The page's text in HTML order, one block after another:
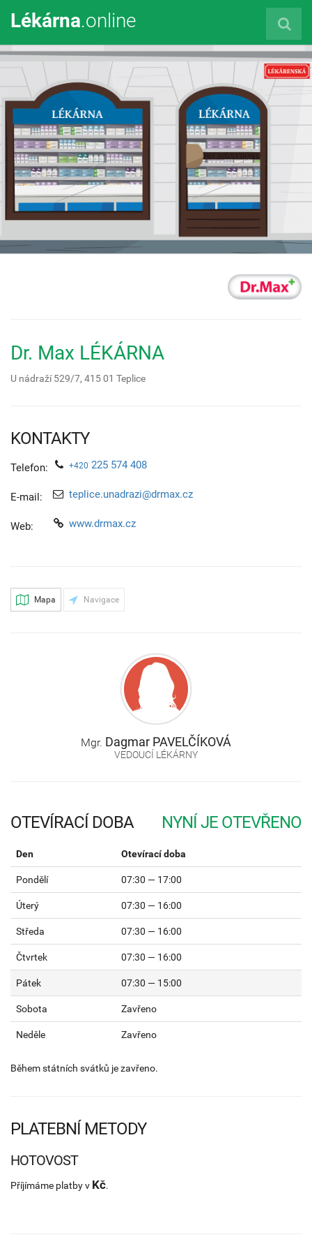
Lékárna.online
Dr. Max LÉKÁRNA
U nádraží 529/7, 415 01 Teplice
KONTAKTY
Telefon: +420 225 574 408
E-mail: teplice.unadrazi@drmax.cz
Web: www.drmax.cz
Mapa Navigace
Mgr. Dagmar PAVELČÍKOVÁ
VEDOUCÍ LÉKÁRNY
OTEVÍRACÍ DOBA
Den Otevírací doba
Pondělí 07:30 — 17:00
Úterý 07:30 — 16:00
Středa 07:30 — 16:00
Čtvrtek 07:30 — 16:00
Pátek 07:30 — 15:00
Sobota Zavřeno
Neděle Zavřeno
Během státních svátků je zavřeno.
PLATEBNÍ METODY
HOTOVOST
Příjímáme platby v Kč.